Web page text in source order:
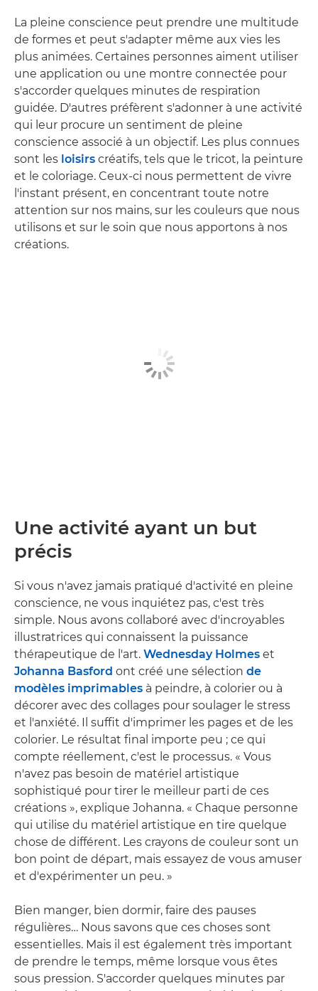
La pleine conscience peut prendre une multitude
de formes et peut s'adapter même aux vies les
plus animées. Certaines personnes aiment utiliser
une application ou une montre connectée pour
s'accorder quelques minutes de respiration
guidée. D'autres préfèrent s'adonner à une activité
qui leur procure un sentiment de pleine
conscience associé à un objectif. Les plus connues
sont les loisirs créatifs, tels que le tricot, la peinture
et le coloriage. Ceux-ci nous permettent de vivre
l'instant présent, en concentrant toute notre
attention sur nos mains, sur les couleurs que nous
utilisons et sur le soin que nous apportons à nos
créations.
Une activité ayant un but
précis
Si vous n'avez jamais pratiqué d'activité en pleine
conscience, ne vous inquiétez pas, c'est très
simple. Nous avons collaboré avec d'incroyables
illustratrices qui connaissent la puissance
thérapeutique de l'art. Wednesday Holmes et
Johanna Basford ont créé une sélection de
modèles imprimables à peindre, à colorier ou à
décorer avec des collages pour soulager le stress
et l'anxiété. Il suffit d'imprimer les pages et de les
colorier. Le résultat final importe peu ; ce qui
compte réellement, c'est le processus. « Vous
n'avez pas besoin de matériel artistique
sophistiqué pour tirer le meilleur parti de ces
créations », explique Johanna. « Chaque personne
qui utilise du matériel artistique en tire quelque
chose de différent. Les crayons de couleur sont un
bon point de départ, mais essayez de vous amuser
et d'expérimenter un peu. »
Bien manger, bien dormir, faire des pauses
régulières… Nous savons que ces choses sont
essentielles. Mais il est également très important
de prendre le temps, même lorsque vous êtes
sous pression. S'accorder quelques minutes par